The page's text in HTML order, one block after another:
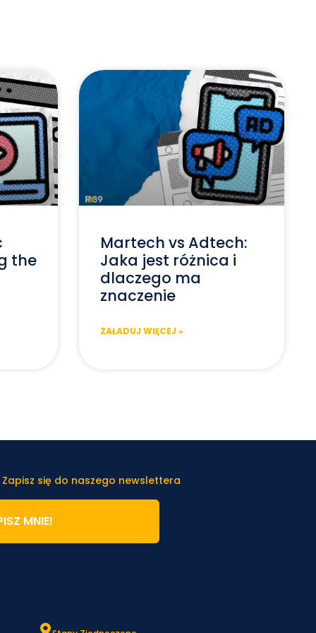
the
Martech vs Adtech:
Jaka jest różnica i
dlaczego ma
znaczenie
ZAŁADUJ WIĘCEJ »
się do naszego newslettera
MNIE!